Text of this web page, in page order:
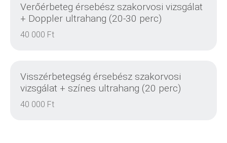
DETAILS
Verőérbeteg érsebész szakorvosi vizsgálat
+ Doppler ultrahang (20-30 perc)
40 000 Ft
Visszérbetegség érsebész szakorvosi
vizsgálat + színes ultrahang (20 perc)
40 000 Ft